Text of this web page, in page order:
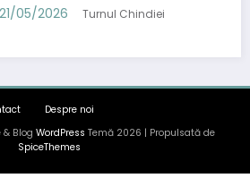
Chindiei
Despre noi
Blog WordPress Temă 2026 | Propulsată de
SpiceThemes